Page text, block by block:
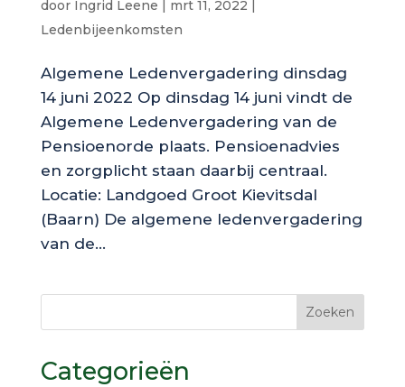
door Ingrid Leene | mrt 11, 2022 |
Ledenbijeenkomsten
Algemene Ledenvergadering dinsdag
14 juni 2022 Op dinsdag 14 juni vindt de
Algemene Ledenvergadering van de
Pensioenorde plaats. Pensioenadvies
en zorgplicht staan daarbij centraal.
Locatie: Landgoed Groot Kievitsdal
(Baarn) De algemene ledenvergadering
van de...
Categorieën